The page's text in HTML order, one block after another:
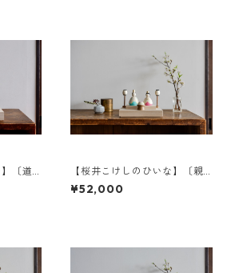
〔道
雛〉d
【桜井こけしのひいな】〔親
王飾りセット〕花みずき〈座
雛〉a
¥52,000